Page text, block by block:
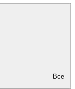
Все